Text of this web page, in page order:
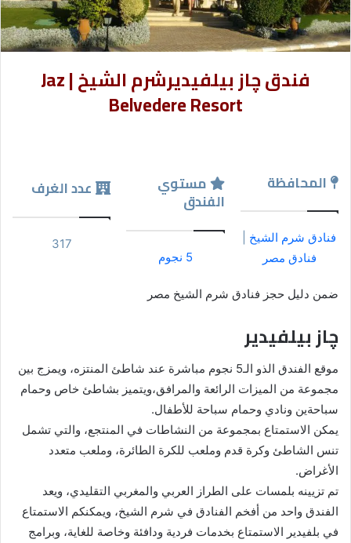
فندق چاز بيلفيديرشرم الشيخ | Jaz
Belvedere Resort
المحافظة
فنادق شرم الشيخ
فنادق مصر
مستوي
الفندق
5 نجوم
عدد الغرف
317
ضمن دليل حجز فنادق شرم الشيخ مصر
چاز بيلفيدير
موقع الفندق الذو الـ5 نجوم مباشرة عند شاطئ المنتزه، ويمزج بين
مجموعة من الميزات الرائعة والمرافق،ويتميز بشاطئ خاص وحمام
سباحةين ونادي وحمام سباحة للأطفال.
يمكن الاستمتاع بمجموعة من النشاطات في المنتجع، والتي تشمل
تنس الشاطئ وكرة قدم وملعب للكرة الطائرة، وملعب متعدد
الأغراض.
تم تزيينه بلمسات على الطراز العربي والمغربي التقليدي، ويعد
الفندق واحد من أفخم الفنادق في شرم الشيخ، ويمكنكم الاستمتاع
في بلفيدير الاستمتاع بخدمات فردية ودافئة وخاصة للغاية، وبرامج